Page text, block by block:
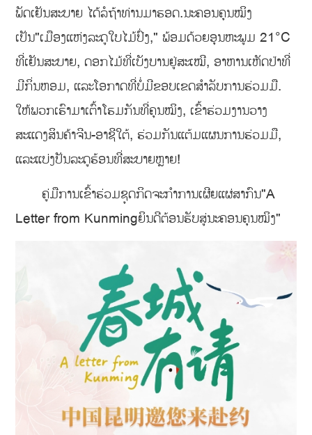
ພັດເຢັນສະບາຍ ໄດ້ລໍຖ້າທ່ານມາຮອດ.ນະຄອນຄຸນໝິງ
ເປັນ"ເມືອງແຫ່ງລະດູໃບໄມ້ປົ່ງ," ພ້ອມດ້ວຍອຸນຫະພູມ 21°C
ທີ່ເຢັນສະບາຍ, ດອກໄມ້ທີ່ເບັງບານຢູ່ສະເໝີ, ອາຫານເຫັດປ່າທີ່
ມີກິ່ນຫອມ, ແລະໂອກາດທີ່ບໍ່ມີຂອບເຂດສຳລັບການຮ່ວມມື.
ໃຫ້ພວກເຮົາມາເຕົ້າໂຮມກັນທີ່ຄຸນໝິງ, ເຂົ້າຮ່ວມງານວາງ
ສະແດງສິນຄ້າຈີນ-ອາຊີໃຕ້, ຮ່ວມກັນແຕ້ມແຜນການຮ່ວມມື,
ແລະແບ່ງປັນລະດູຮ້ອນທີ່ສະບາຍຫຼາຍ!
ຄູ່ມືການເຂົ້າຮ່ວມຊຸດກິດຈະກຳການເຜີຍແຜ່ສາກົນ"A
Letter from Kunmingຍິນດີຕ້ອນຮັບສູ່ນະຄອນຄຸນໝິງ"